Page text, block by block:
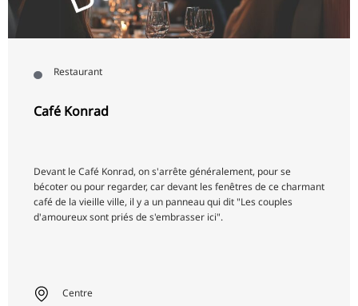
Restaurant
Café Konrad
Devant le Café Konrad, on s'arrête généralement, pour se
bécoter ou pour regarder, car devant les fenêtres de ce charmant
café de la vieille ville, il y a un panneau qui dit "Les couples
d'amoureux sont priés de s'embrasser ici".
Centre